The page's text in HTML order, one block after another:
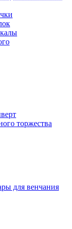
торжества
для венчания